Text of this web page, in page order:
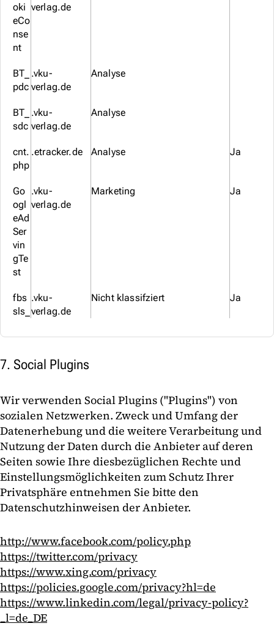
oki
eCo
nse
nt
verlag.de
BT_
pdc
.vku-
verlag.de
Analyse
BT_
sdc
.vku-
verlag.de
Analyse
cnt.
php
.etracker.de Analyse Ja
Go
ogl
eAd
Ser
vin
gTe
st
.vku-
verlag.de
Marketing Ja
fbs
sls_
.vku-
verlag.de
Nicht klassifziert Ja
7. Social Plugins
Wir verwenden Social Plugins ("Plugins") von
sozialen Netzwerken. Zweck und Umfang der
Datenerhebung und die weitere Verarbeitung und
Nutzung der Daten durch die Anbieter auf deren
Seiten sowie Ihre diesbezüglichen Rechte und
Einstellungsmöglichkeiten zum Schutz Ihrer
Privatsphäre entnehmen Sie bitte den
Datenschutzhinweisen der Anbieter.
http://www.facebook.com/policy.php
https://twitter.com/privacy
https://www.xing.com/privacy
https://policies.google.com/privacy?hl=de
https://www.linkedin.com/legal/privacy-policy?
_l=de_DE